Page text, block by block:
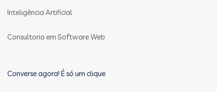
Inteligência Artificial
Consultoria em Software Web
Converse agora! É só um clique